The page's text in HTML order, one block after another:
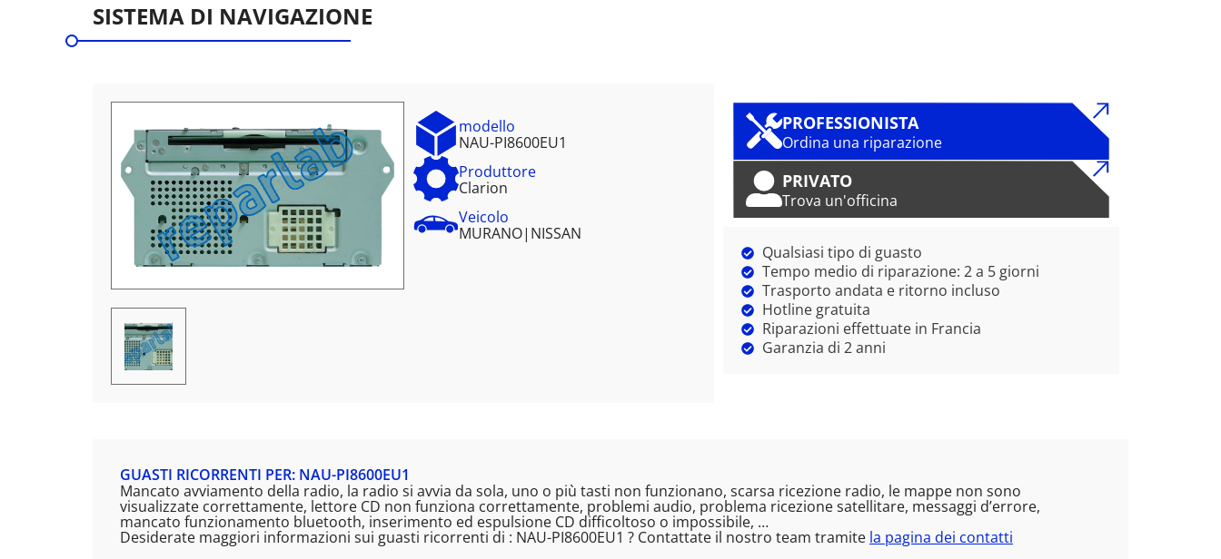
SISTEMA DI NAVIGAZIONE
modello
NAU-PI8600EU1
Produttore
Clarion
Veicolo
MURANO| NISSAN
PROFESSIONISTA
Ordina una riparazione
PRIVATO
Trova un'officina
Qualsiasi tipo di guasto
Tempo medio di riparazione: 2 a 5 giorni
Trasporto andata e ritorno incluso
Hotline gratuita
Riparazioni effettuate in Francia
Garanzia di 2 anni
GUASTI RICORRENTI PER: NAU-PI8600EU1
Mancato avviamento della radio, la radio si avvia da sola, uno o più tasti non funzionano, scarsa ricezione radio, le mappe non sono
visualizzate correttamente, lettore CD non funziona correttamente, problemi audio, problema ricezione satellitare, messaggi d’errore,
mancato funzionamento bluetooth, inserimento ed espulsione CD difficoltoso o impossibile, …
Desiderate maggiori informazioni sui guasti ricorrenti di : NAU-PI8600EU1 ? Contattate il nostro team tramite la pagina dei contatti